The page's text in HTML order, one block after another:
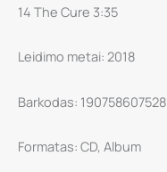
14 The Cure 3:35
Leidimo metai: 2018
Barkodas: 190758607528
Formatas: CD, Album